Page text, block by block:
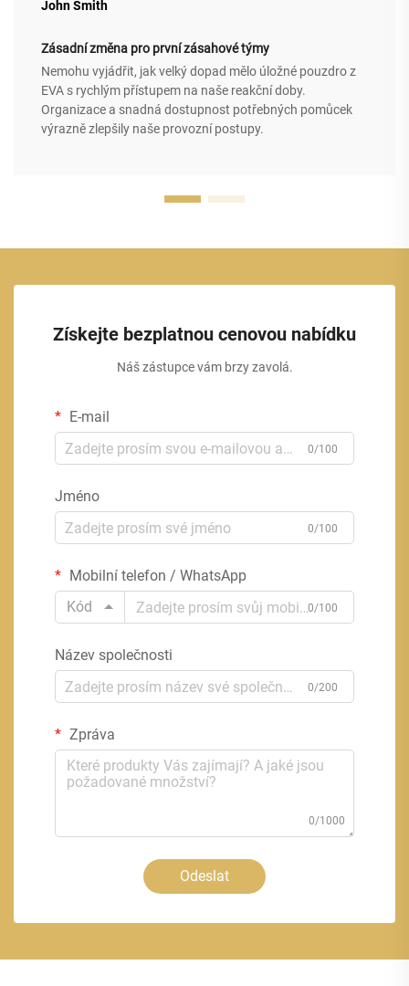
John Smith
Zásadní změna pro první zásahové týmy
Nemohu vyjádřit, jak velký dopad mělo úložné pouzdro z
EVA s rychlým přístupem na naše reakční doby.
Organizace a snadná dostupnost potřebných pomůcek
výrazně zlepšily naše provozní postupy.
Získejte bezplatnou cenovou nabídku
Náš zástupce vám brzy zavolá.
E-mail
0/100
Jméno
0/100
Mobilní telefon / WhatsApp
Kód
0/100
Název společnosti
0/200
Zpráva
0/1000
Odeslat